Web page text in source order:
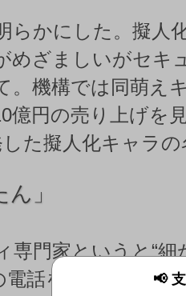
📢
らかにした。擬人
めざましいがセキ
。機構では同萌え
億円の売り上げを
た擬人化キャラ
」
専門家というと“
電話をかける”とい